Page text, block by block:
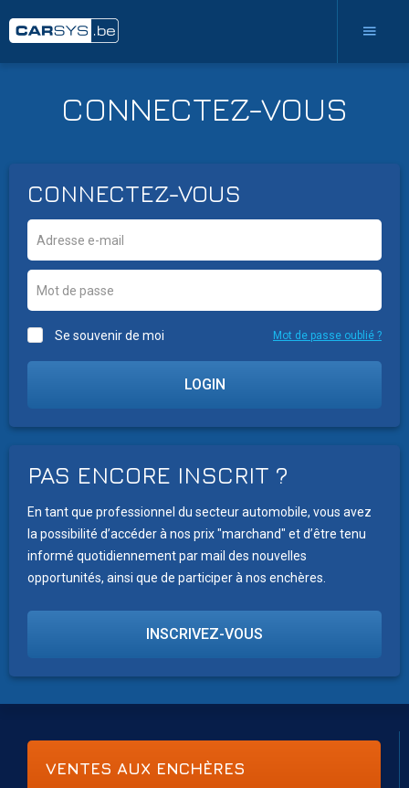
CONNECTEZ-VOUS
CONNECTEZ-VOUS
Se souvenir de moi Mot de passe oublié ?
LOGIN
PAS ENCORE INSCRIT ?
En tant que professionnel du secteur automobile, vous avez
la possibilité d’accéder à nos prix "marchand" et d’être tenu
informé quotidiennement par mail des nouvelles
opportunités, ainsi que de participer à nos enchères.
INSCRIVEZ-VOUS
VENTES AUX ENCHÈRES